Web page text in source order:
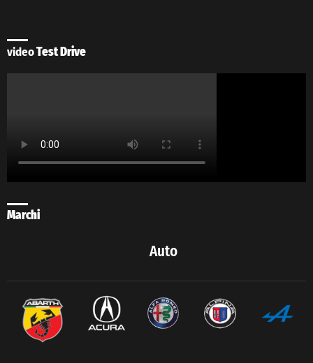
videoTest Drive
Marchi
Auto